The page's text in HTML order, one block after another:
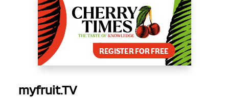
myfruit.TV